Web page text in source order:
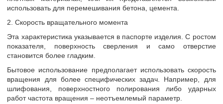
использовать для перемешивания бетона, цемента.
2. Скорость вращательного момента
Эта характеристика указывается в паспорте изделия. С ростом
показателя, поверхность сверления и само отверстие
становится более гладким.
Бытовое использование предполагает использовать скорость
вращения для более специфических задач. Например, для
шлифования, поверхностного полирования либо ударных
работ частота вращения – неотъемлемый параметр.